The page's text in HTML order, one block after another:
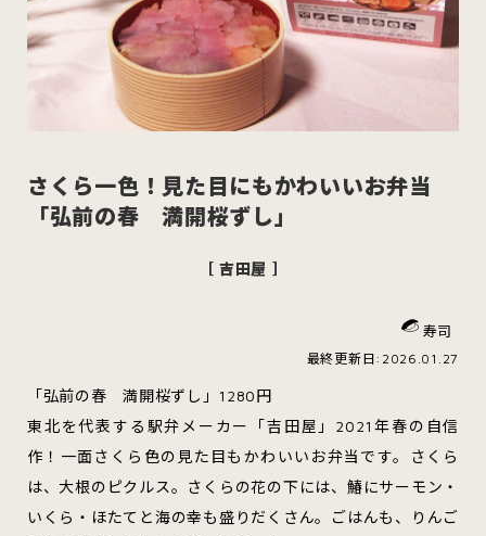
パスタ
すべてのカテゴリをみる
青森市 五所川原市 つがる市
さくら一色！見た目にもかわいいお弁当
「弘前の春 満開桜ずし」
［ 吉田屋 ］
寿司
最終更新日:2026.01.27
「弘前の春 満開桜ずし」1280円
東北を代表する駅弁メーカー「吉田屋」2021年春の自信
作！一面さくら色の見た目もかわいいお弁当です。さくら
は、大根のピクルス。さくらの花の下には、鰆にサーモン・
いくら・ほたてと海の幸も盛りだくさん。ごはんも、りんご